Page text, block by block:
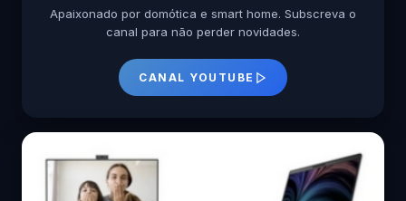
Apaixonado por domótica e smart home. Subscreva o
canal para não perder novidades.
CANAL YOUTUBE